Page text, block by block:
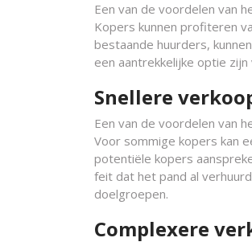
Een van de voordelen van
Kopers kunnen profiteren
bestaande huurders,
een aantrekkelijke optie
Snellere
Een van de voordelen van
Voor sommige kopers kan
potentiële kopers
feit dat het pand al
doelgroepen.
Complexere